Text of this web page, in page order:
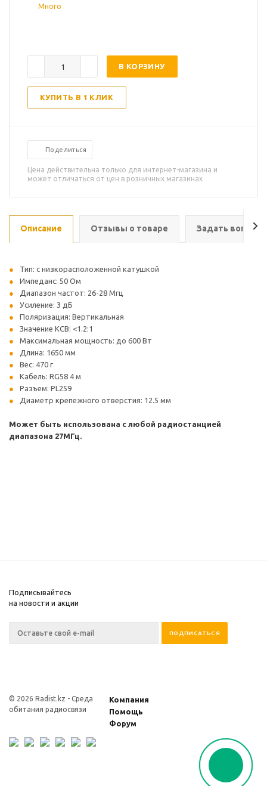
Много
В КОРЗИНУ
КУПИТЬ В 1 КЛИК
Поделиться
Цена действительна только для интернет-магазина и
может отличаться от цен в розничных магазинах
Описание Отзывы о товаре Задать вопрос
Тип: с низкорасположенной катушкой
Импеданс: 50 Ом
Диапазон частот: 26-28 Мгц
Усиление: 3 дБ
Поляризация: Вертикальная
Значение КСВ: <1.2:1
Максимальная мощность: до 600 Вт
Длина: 1650 мм
Вес: 470 г
Кабель: RG58 4 м
Разъем: PL259
Диаметр крепежного отверстия: 12.5 мм
Может быть использована с любой радиостанцией
диапазона 27МГц.
Подписывайтесь
на новости и акции
© 2026 Radist.kz - Среда
обитания радиосвязи
Компания
Помощь
Форум